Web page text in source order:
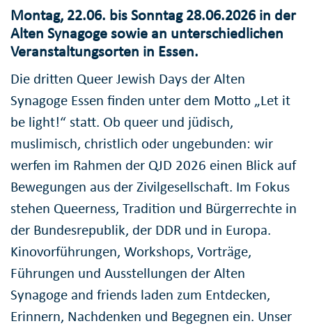
Montag, 22.06. bis Sonntag 28.06.2026 in der
Alten Synagoge sowie an unterschiedlichen
Veranstaltungsorten in Essen.
Die dritten Queer Jewish Days der Alten
Synagoge Essen finden unter dem Motto „Let it
be light!“ statt. Ob queer und jüdisch,
muslimisch, christlich oder ungebunden: wir
werfen im Rahmen der QJD 2026 einen Blick auf
Bewegungen aus der Zivilgesellschaft. Im Fokus
stehen Queerness, Tradition und Bürgerrechte in
der Bundesrepublik, der DDR und in Europa.
Kinovorführungen, Workshops, Vorträge,
Führungen und Ausstellungen der Alten
Synagoge and friends laden zum Entdecken,
Erinnern, Nachdenken und Begegnen ein. Unser